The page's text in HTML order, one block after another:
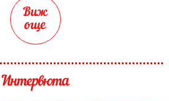
Виж
още
Интервюта